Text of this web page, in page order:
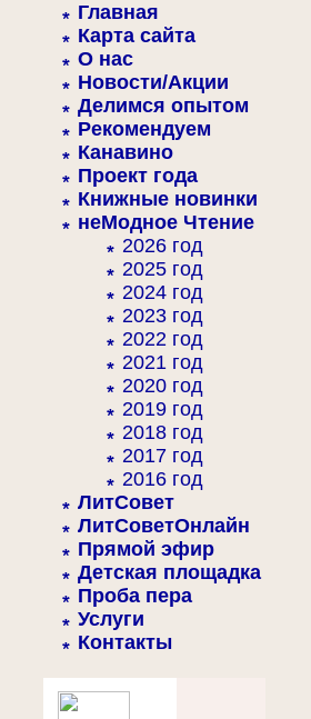
Главная
Карта сайта
О нас
Новости/Акции
Делимся опытом
Рекомендуем
Канавино
Проект года
Книжные новинки
неМодное Чтение
2026 год
2025 год
2024 год
2023 год
2022 год
2021 год
2020 год
2019 год
2018 год
2017 год
2016 год
ЛитСовет
ЛитСоветОнлайн
Прямой эфир
Детская площадка
Проба пера
Услуги
Контакты